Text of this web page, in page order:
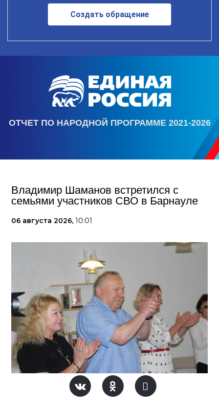
Создать обращение
ОТЧЕТ ПО НАРОДНОЙ ПРОГРАММЕ 2021-2026
Владимир Шаманов встретился с
семьями участников СВО в Барнауле
06 августа 2026, 10:01